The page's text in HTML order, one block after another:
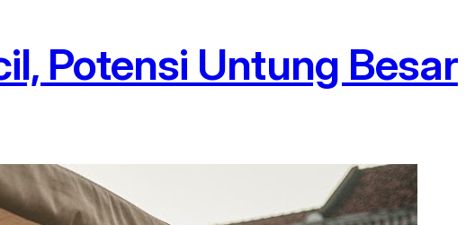
Potensi Untung Besar